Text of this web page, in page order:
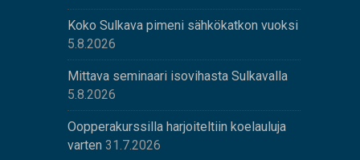
Koko Sulkava pimeni sähkökatkon vuoksi
5.8.2026
Mittava seminaari isovihasta Sulkavalla
5.8.2026
Oopperakurssilla harjoiteltiin koelauluja
varten 31.7.2026